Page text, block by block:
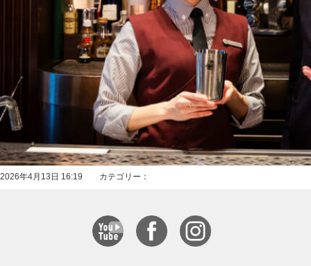
2026年4月13日 16:19 カテゴリー：